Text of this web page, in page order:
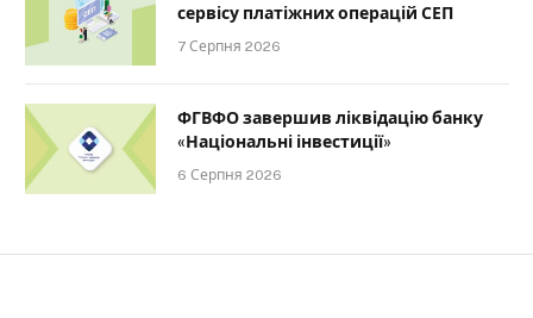
сервісу платіжних операцій СЕП
7 Серпня 2026
ФГВФО завершив ліквідацію банку
«Національні інвестиції»
6 Серпня 2026